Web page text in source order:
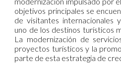
objetivos principales se
de visitantes internacionales
uno de los destinos turísticos
La modernización de
proyectos turísticos y la
parte de esta estrategia de